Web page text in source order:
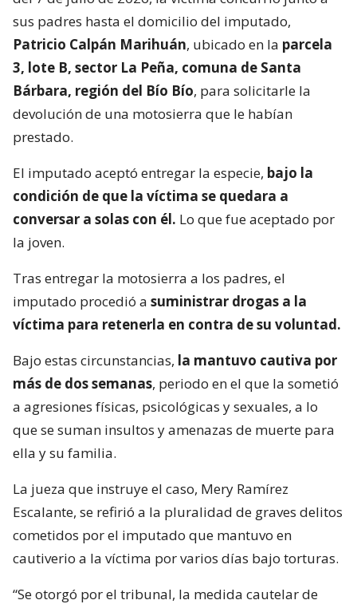
sus padres hasta el domicilio del imputado,
Patricio Calpán Marihuán, ubicado en la parcela
3, lote B, sector La Peña, comuna de Santa
Bárbara, región del Bío Bío, para solicitarle la
devolución de una motosierra que le habían
prestado.
El imputado aceptó entregar la especie, bajo la
condición de que la víctima se quedara a
conversar a solas con él. Lo que fue aceptado por
la joven.
Tras entregar la motosierra a los padres, el
imputado procedió a suministrar drogas a la
víctima para retenerla en contra de su voluntad.
Bajo estas circunstancias, la mantuvo cautiva por
más de dos semanas, periodo en el que la sometió
a agresiones físicas, psicológicas y sexuales, a lo
que se suman insultos y amenazas de muerte para
ella y su familia.
La jueza que instruye el caso, Mery Ramírez
Escalante, se refirió a la pluralidad de graves delitos
cometidos por el imputado que mantuvo en
cautiverio a la víctima por varios días bajo torturas.
“Se otorgó por el tribunal, la medida cautelar de